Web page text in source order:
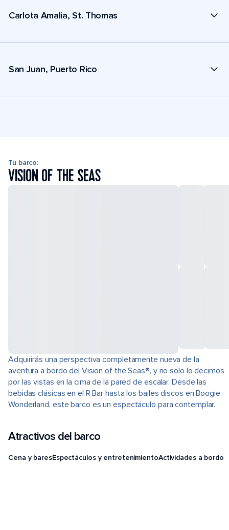
Carlota Amalia, St. Thomas
San Juan, Puerto Rico
Tu barco:
VISION OF THE SEAS
Adquirirás una perspectiva completamente nueva de la
aventura a bordo del Vision of the Seas®, y no solo lo decimos
por las vistas en la cima de la pared de escalar. Desde las
bebidas clásicas en el R Bar hasta los bailes discos en Boogie
Wonderland, este barco es un espectáculo para contemplar.
Atractivos del barco
Cena y baresEspectáculos y entretenimientoActividades a bordo